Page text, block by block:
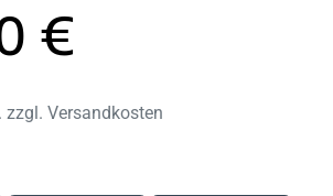
€
zzgl. Versandkosten